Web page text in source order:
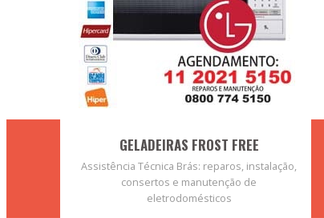
GELADEIRAS FROST FREE
Assistência Técnica Brás: reparos, instalação,
consertos e manutenção de
eletrodomésticos